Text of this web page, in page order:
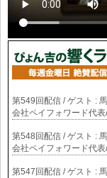
第549回配信 / ゲスト :
会社ペイフォワード代表
第548回配信 / ゲスト :
会社ペイフォワード代表
第547回配信 / ゲスト :